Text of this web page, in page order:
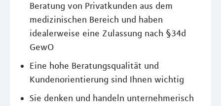
Beratung von Privatkunden aus dem
medizinischen Bereich und haben
idealerweise eine Zulassung nach §34d
GewO
Eine hohe Beratungsqualität und
Kundenorientierung sind Ihnen wichtig
Sie denken und handeln unternehmerisch